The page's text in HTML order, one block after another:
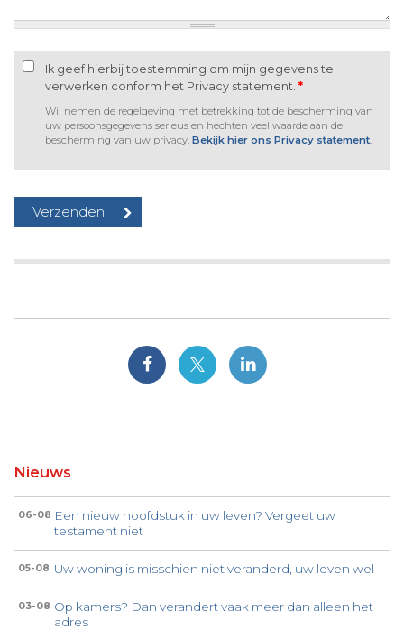
Ik geef hierbij toestemming om mijn gegevens te
verwerken conform het Privacy statement. *
Wij nemen de regelgeving met betrekking tot de bescherming van
uw persoonsgegevens serieus en hechten veel waarde aan de
bescherming van uw privacy. Bekijk hier ons Privacy statement
Nieuws
06-08 Een nieuw hoofdstuk in uw leven? Vergeet uw
testament niet
05-08 Uw woning is misschien niet veranderd, uw leven wel
03-08 Op kamers? Dan verandert vaak meer dan alleen het
adres